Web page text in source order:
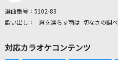
選曲番号： 5102-83
肩を濡らす雨は 切なさの調べ
対応カラオケコンテンツ